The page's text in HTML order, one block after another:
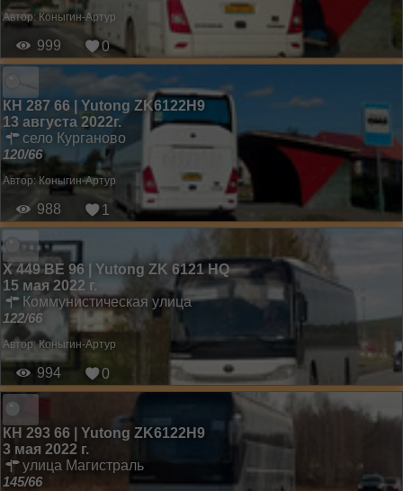
Автор: Коныгин-Артур
999 0
КН 287 66 | Yutong ZK6122H9
13 августа 2022г.
село Курганово
120/66
Автор: Коныгин-Артур
988 1
Х 449 ВЕ 96 | Yutong ZK 6121 HQ
15 мая 2022 г.
Коммунистическая улица
122/66
Автор:Коныгин-Артур
994 0
КН 293 66 | Yutong ZK6122H9
3 мая 2022 г.
улица Магистраль
145/66